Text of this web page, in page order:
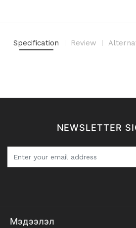
Specification Review
NEWSLETTER
Мэдээлэл